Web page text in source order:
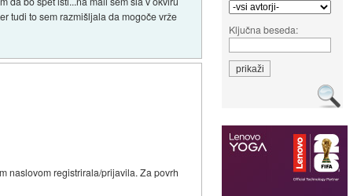
Ključna beseda:
tudi to sem razmišljala da mogoče vrže
naslovom registrirala/prijavila. Za povrh